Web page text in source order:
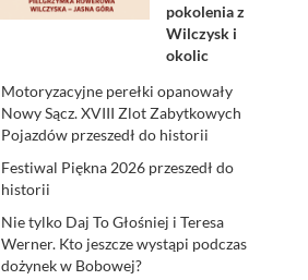
pokolenia z
Wilczysk i
okolic
Motoryzacyjne perełki opanowały
Nowy Sącz. XVIII Zlot Zabytkowych
Pojazdów przeszedł do historii
Festiwal Piękna 2026 przeszedł do
historii
Nie tylko Daj To Głośniej i Teresa
Werner. Kto jeszcze wystąpi podczas
dożynek w Bobowej?